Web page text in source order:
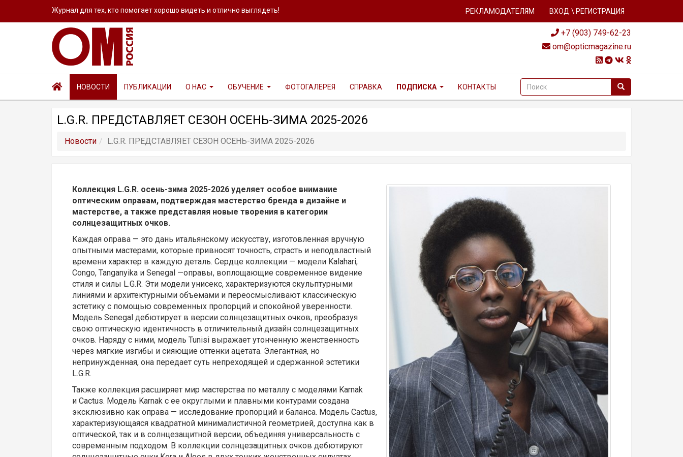
Журнал для тех, кто помогает хорошо видеть и отлично выглядеть! РЕКЛАМОДАТЕЛЯМ ВХОД \ РЕГИСТРАЦИЯ
+7 (903) 749-62-23
om@opticmagazine.ru
НОВОСТИ ПУБЛИКАЦИИ О НАС ОБУЧЕНИЕ ФОТОГАЛЕРЕЯ СПРАВКА ПОДПИСКА КОНТАКТЫ
L.G.R. ПРЕДСТАВЛЯЕТ СЕЗОН ОСЕНЬ-ЗИМА 2025-2026
Новости L.G.R. ПРЕДСТАВЛЯЕТ СЕЗОН ОСЕНЬ-ЗИМА 2025-2026
Коллекция L.G.R. осень-зима 2025-2026 уделяет особое внимание
оптическим оправам, подтверждая мастерство бренда в дизайне и
мастерстве, а также представляя новые творения в категории
солнцезащитных очков.
Каждая оправа — это дань итальянскому искусству, изготовленная вручную
опытными мастерами, которые привносят точность, страсть и неподвластный
времени характер в каждую деталь. Сердце коллекции — модели Kalahari,
Congo, Tanganyika и Senegal —оправы, воплощающие современное видение
стиля и силы L.G.R. Эти модели унисекс, характеризуются скульптурными
линиями и архитектурными объемами и переосмысливают классическую
эстетику с помощью современных пропорций и спокойной уверенности.
Модель Senegal дебютирует в версии солнцезащитных очков, преобразуя
свою оптическую идентичность в отличительный дизайн солнцезащитных
очков. Наряду с ними, модель Tunisi выражает утонченную женственность
через мягкие изгибы и сияющие оттенки ацетата. Элегантная, но
непринужденная, она передает суть непреходящей и сдержанной эстетики
L.G.R.
Также коллекция расширяет мир мастерства по металлу с моделями Karnak
и Cactus. Модель Karnak с ее округлыми и плавными контурами создана
эксклюзивно как оправа — исследование пропорций и баланса. Модель Cactus,
характеризующаяся квадратной минималистичной геометрией, доступна как в
оптической, так и в солнцезащитной версии, объединяя универсальность с
современным подходом. В коллекции солнцезащитных очков дебютируют